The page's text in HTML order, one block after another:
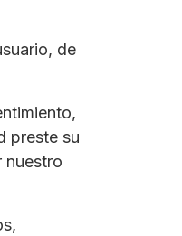
de
preste su
nuestro